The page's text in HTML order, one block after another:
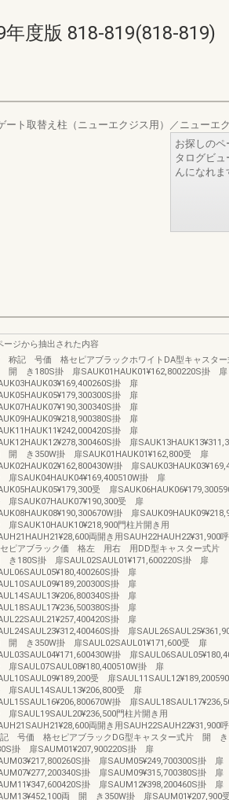
度版 818-819(818-819)
ト取替え柱（ニューエクジス用）／ニューエ
お探しの
タログビ
んになれま
ージから抽出された内容
称記 号価 格セピアブラックホワイトDA型キャスター
開 き180S掛 扉SAUK01HAUK01¥162,800220S掛 扉
掛 扉
掛 扉
掛 扉
掛 扉
掛 扉
掛 扉
開 き350W掛 扉SAUK01HAUK01¥162,800受 扉
掛 扉
扉SAUK04HAUK04¥169,400510W掛 扉
受 扉
扉SAUK07HAUK07¥190,300受 扉
掛 扉
扉SAUK10HAUK10¥218,900門柱片開き用
両開き用SAUH22HAUH22¥31,900
ピアブラック価 格左 用右 用DD型キャスター式片
き180S掛 扉SAUL02SAUL01¥171,600220S掛 扉
掛 扉
掛 扉
掛 扉
掛 扉
掛 扉
掛 扉
開 き350W掛 扉SAUL02SAUL01¥171,600受 扉
掛 扉
扉SAUL07SAUL08¥180,400510W掛 扉
受 扉
扉SAUL14SAUL13¥206,800受 扉
掛 扉
扉SAUL19SAUL20¥236,500門柱片開き用
両開き用SAUH22SAUH22¥31,900
号価 格セピアブラックDG型キャスター式片 開 き
掛 扉SAUM01¥207,900220S掛 扉
掛 扉SAUM05¥249,700300S掛 扉
掛 扉SAUM09¥315,700380S掛 扉
掛 扉SAUM12¥398,200460S掛 扉
両 開 き350W掛 扉SAUM01¥207,900